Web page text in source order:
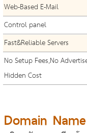
Web-Based E-Mail
Control panel
Fast&Reliable Servers
No Setup Fees,No
Hidden Cost
Domain